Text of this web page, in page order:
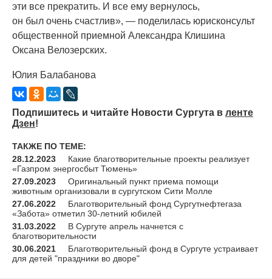
эти все прекратить. И все ему вернулось,
он был очень счастлив», — поделилась юрисконсульт
общественной приемной Александра Клишина
Оксана Велозерских.
Юлия Балабанова
Подпишитесь и читайте Новости Сургута в ленте
Дзен!
ТАКЖЕ ПО ТЕМЕ:
28.12.2023
Какие благотворительные проекты реализует
«Газпром энергосбыт Тюмень»
27.09.2023
Оригинальный пункт приема помощи
животным организовали в сургутском Сити Молле
27.06.2022
Благотворительный фонд Сургутнефтегаза
«Забота» отметил 30-летний юбилей
31.03.2022
В Сургуте апрель начнется с
благотворительности
30.06.2021
Благотворительный фонд в Сургуте устраивает
для детей "праздники во дворе"